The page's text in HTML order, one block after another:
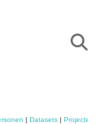
| Datasets | Projecten